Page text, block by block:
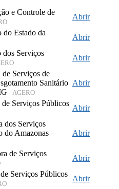
e Controle de
Abrir
Estado da
Abrir
dos Serviços
Abrir
Serviços de
Sanitário
- AGERO
Abrir
Serviços Públicos
Abrir
dos Serviços
do Amazonas -
Abrir
de Serviços
Abrir
Serviços Públicos
Abrir